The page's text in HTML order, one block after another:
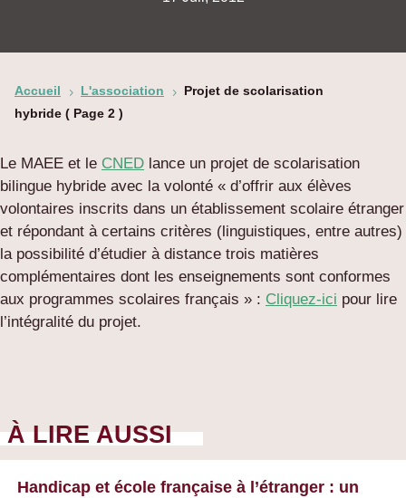
Accueil 5 L'association 5
Projet de scolarisation
hybride ( Page 2 )
Le MAEE et le CNED lance un projet de scolarisation
bilingue hybride avec la volonté « d’offrir aux élèves
volontaires inscrits dans un établissement scolaire étranger
et répondant à certains critères (linguistiques, entre autres)
la possibilité d’étudier à distance trois matières
complémentaires dont les enseignements sont conformes
aux programmes scolaires français » : Cliquez-ici pour lire
l’intégralité du projet.
À LIRE AUSSI
Handicap et école française à l’étranger : un